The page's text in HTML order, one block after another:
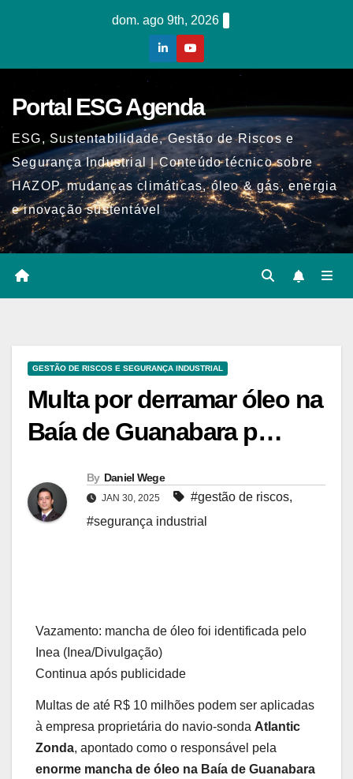
dom. ago 9th, 2026
Portal ESG Agenda
ESG, Sustentabilidade, Gestão de Riscos e
Segurança Industrial | Conteúdo técnico sobre
HAZOP, mudanças climáticas, óleo & gás, energia
e inovação sustentável
GESTÃO DE RISCOS E SEGURANÇA INDUSTRIAL
Multa por derramar óleo na
Baía de Guanabara p…
By Daniel Wege
JAN 30, 2025 #gestão de riscos,
#segurança industrial
Vazamento: mancha de óleo foi identificada pelo
Inea (Inea/Divulgação)
Continua após publicidade
Multas de até R$ 10 milhões podem ser aplicadas
à empresa proprietária do navio-sonda Atlantic
Zonda, apontado como o responsável pela
enorme mancha de óleo na Baía de Guanabara